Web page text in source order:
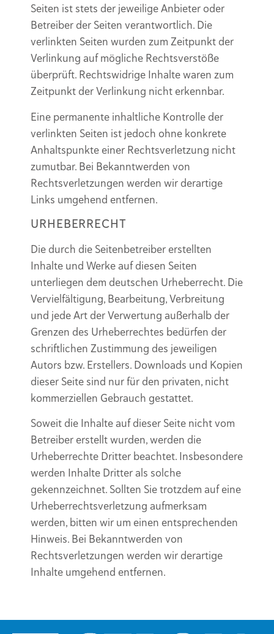
Seiten ist stets der jeweilige Anbieter oder
Betreiber der Seiten verantwortlich. Die
verlinkten Seiten wurden zum Zeitpunkt der
Verlinkung auf mögliche Rechtsverstöße
überprüft. Rechtswidrige Inhalte waren zum
Zeitpunkt der Verlinkung nicht erkennbar.
Eine permanente inhaltliche Kontrolle der
verlinkten Seiten ist jedoch ohne konkrete
Anhaltspunkte einer Rechtsverletzung nicht
zumutbar. Bei Bekanntwerden von
Rechtsverletzungen werden wir derartige
Links umgehend entfernen.
URHEBERRECHT
Die durch die Seitenbetreiber erstellten
Inhalte und Werke auf diesen Seiten
unterliegen dem deutschen Urheberrecht. Die
Vervielfältigung, Bearbeitung, Verbreitung
und jede Art der Verwertung außerhalb der
Grenzen des Urheberrechtes bedürfen der
schriftlichen Zustimmung des jeweiligen
Autors bzw. Erstellers. Downloads und Kopien
dieser Seite sind nur für den privaten, nicht
kommerziellen Gebrauch gestattet.
Soweit die Inhalte auf dieser Seite nicht vom
Betreiber erstellt wurden, werden die
Urheberrechte Dritter beachtet. Insbesondere
werden Inhalte Dritter als solche
gekennzeichnet. Sollten Sie trotzdem auf eine
Urheberrechtsverletzung aufmerksam
werden, bitten wir um einen entsprechenden
Hinweis. Bei Bekanntwerden von
Rechtsverletzungen werden wir derartige
Inhalte umgehend entfernen.